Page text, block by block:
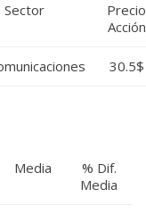
Sector
Precio
Acción
30.5$
Media
% Dif.
Media